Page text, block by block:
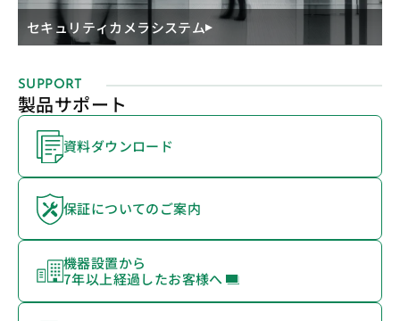
セキュリティカメラシステム
SUPPORT
製品サポート
資料ダウンロード
保証についてのご案内
機器設置から
7年以上経過したお客様へ